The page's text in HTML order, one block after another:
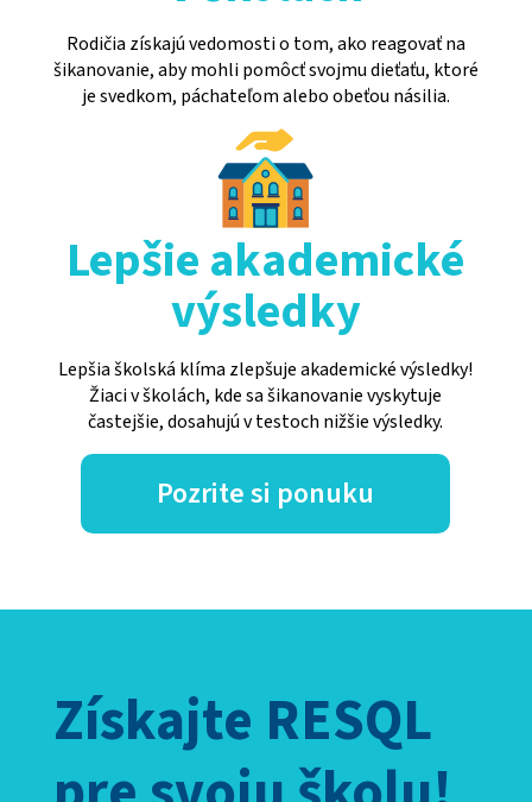
Rodičia získajú vedomosti o tom, ako reagovať na
šikanovanie, aby mohli pomôcť svojmu dieťaťu, ktoré
je svedkom, páchateľom alebo obeťou násilia.
Lepšie akademické
výsledky
Lepšia školská klíma zlepšuje akademické výsledky!
Žiaci v školách, kde sa šikanovanie vyskytuje
častejšie, dosahujú v testoch nižšie výsledky.
Pozrite si ponuku
Získajte RESQL